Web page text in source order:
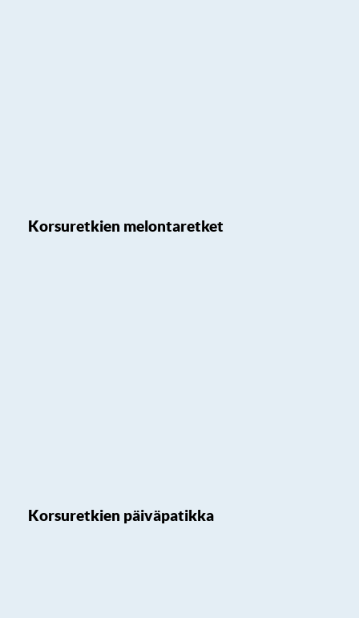
Korsuretkien melontaretket
Korsuretkien päiväpatikka